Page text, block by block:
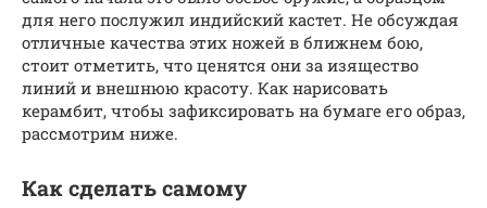
для него послужил индийский кастет. Не обсуждая
отличные качества этих ножей в ближнем бою,
стоит отметить, что ценятся они за изящество
линий и внешнюю красоту. Как нарисовать
керамбит, чтобы зафиксировать на бумаге его образ,
рассмотрим ниже.
Как сделать самому